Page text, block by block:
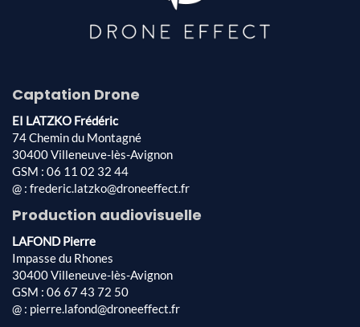
Captation Drone
EI LATZKO Frédéric
74 Chemin du Montagné
30400 Villeneuve-lès-Avignon
GSM : 06 11 02 32 44
@ : frederic.latzko@droneeffect.fr
Production audiovisuelle
LAFOND Pierre
Impasse du Rhones
30400 Villeneuve-lès-Avignon
GSM : 06 67 43 72 50
@ : pierre.lafond@droneeffect.fr